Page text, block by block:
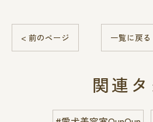
< 前のページ 一覧に戻る
関連